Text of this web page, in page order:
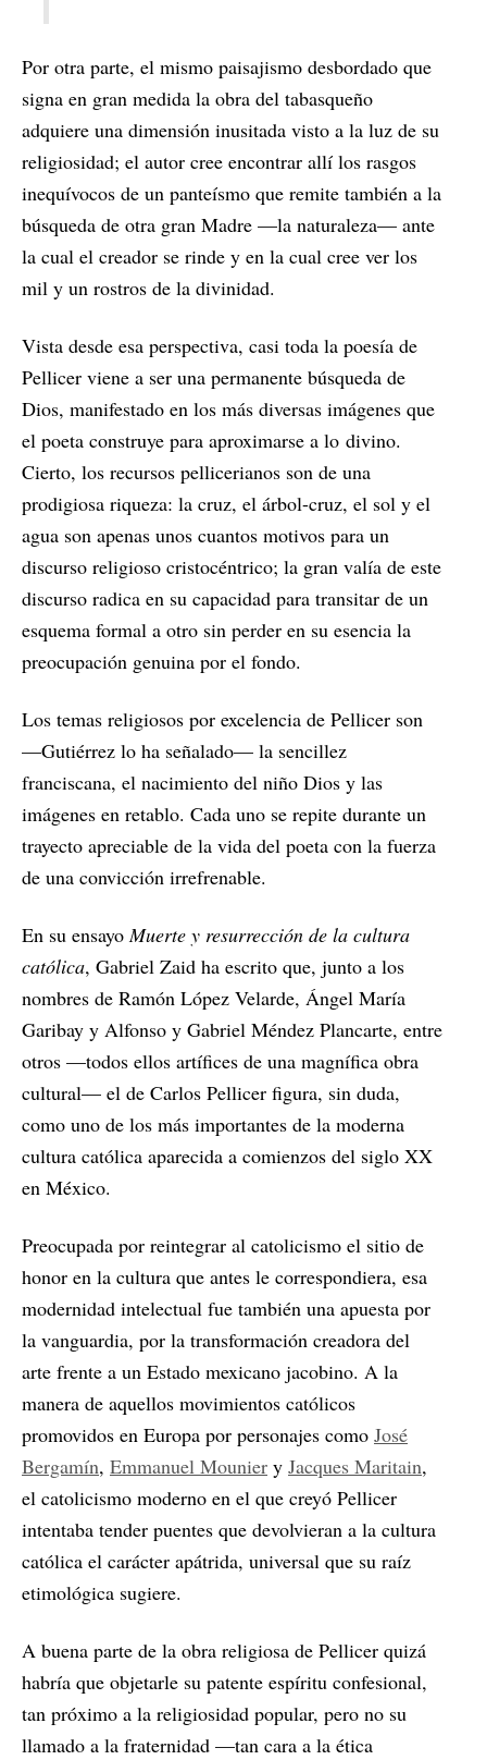
Por otra parte, el mismo paisajismo desbordado que
signa en gran medida la obra del tabasqueño
adquiere una dimensión inusitada visto a la luz de su
religiosidad; el autor cree encontrar allí los rasgos
inequívocos de un panteísmo que remite también a la
búsqueda de otra gran Madre —la naturaleza— ante
la cual el creador se rinde y en la cual cree ver los
mil y un rostros de la divinidad.
Vista desde esa perspectiva, casi toda la poesía de
Pellicer viene a ser una permanente búsqueda de
Dios, manifestado en los más diversas imágenes que
el poeta construye para aproximarse a lo divino.
Cierto, los recursos pellicerianos son de una
prodigiosa riqueza: la cruz, el árbol-cruz, el sol y el
agua son apenas unos cuantos motivos para un
discurso religioso cristocéntrico; la gran valía de este
discurso radica en su capacidad para transitar de un
esquema formal a otro sin perder en su esencia la
preocupación genuina por el fondo.
Los temas religiosos por excelencia de Pellicer son
—Gutiérrez lo ha señalado— la sencillez
franciscana, el nacimiento del niño Dios y las
imágenes en retablo. Cada uno se repite durante un
trayecto apreciable de la vida del poeta con la fuerza
de una convicción irrefrenable.
En su ensayoMuerte y resurrección de la cultura
católica, Gabriel Zaid ha escrito que, junto a los
nombres de Ramón López Velarde, Ángel María
Garibay y Alfonso y Gabriel Méndez Plancarte, entre
otros —todos ellos artífices de una magnífica obra
cultural— el de Carlos Pellicer figura, sin duda,
como uno de los más importantes de la moderna
cultura católica aparecida a comienzos del siglo XX
en México.
Preocupada por reintegrar al catolicismo el sitio de
honor en la cultura que antes le correspondiera, esa
modernidad intelectual fue también una apuesta por
la vanguardia, por la transformación creadora del
arte frente a un Estado mexicano jacobino. A la
manera de aquellos movimientos católicos
promovidos en Europa por personajes como José
Bergamín, Emmanuel Mounier y Jacques Maritain,
el catolicismo moderno en el que creyó Pellicer
intentaba tender puentes que devolvieran a la cultura
católica el carácter apátrida, universal que su raíz
etimológica sugiere.
A buena parte de la obra religiosa de Pellicer quizá
habría que objetarle su patente espíritu confesional,
tan próximo a la religiosidad popular, pero no su
llamado a la fraternidad —tan cara a la ética